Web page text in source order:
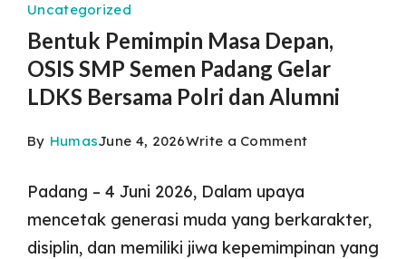
Uncategorized
Bentuk Pemimpin Masa Depan,
OSIS SMP Semen Padang Gelar
LDKS Bersama Polri dan Alumni
By HumasJune 4, 2026Write a Commenton
Padang – 4 Juni 2026, Dalam upaya
mencetak generasi muda yang berkarakter,
disiplin, dan memiliki jiwa kepemimpinan yang